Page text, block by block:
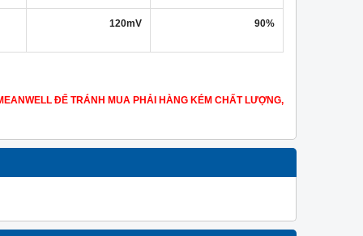
120mV 90%
ĐỂ TRÁNH MUA PHẢI HÀNG KÉM CHẤT LƯỢNG,